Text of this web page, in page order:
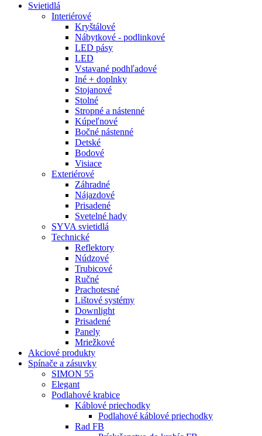
Svietidlá
Interiérové
Kryštálové
Nábytkové - podlinkové
LED pásy
LED
Vstavané podhľadové
Iné + doplnky
Stojanové
Stolné
Stropné a nástenné
Kúpeľnové
Bočné nástenné
Detské
Bodové
Visiace
Exteriérové
Záhradné
Nájazdové
Prisadené
Svetelné hady
SYVA svietidlá
Technické
Reflektory
Núdzové
Trubicové
Ručné
Prachotesné
Lištové systémy
Downlight
Prisadené
Panely
Mriežkové
Akciové produkty
Spínače a zásuvky
SIMON 55
Elegant
Podlahové krabice
Káblové priechodky
Podlahové káblové priechodky
Rad FB